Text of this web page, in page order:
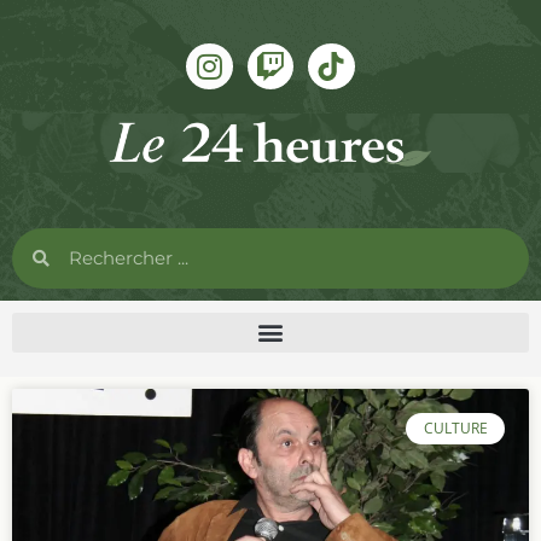
CULTURE